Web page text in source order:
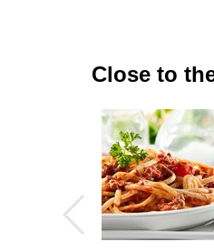
Close to